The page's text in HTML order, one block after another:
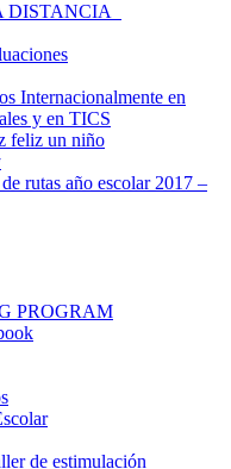
DISTANCIA
Internacionalmente en
y en TICS
feliz un niño
rutas año escolar 2017 –
PROGRAM
de estimulación